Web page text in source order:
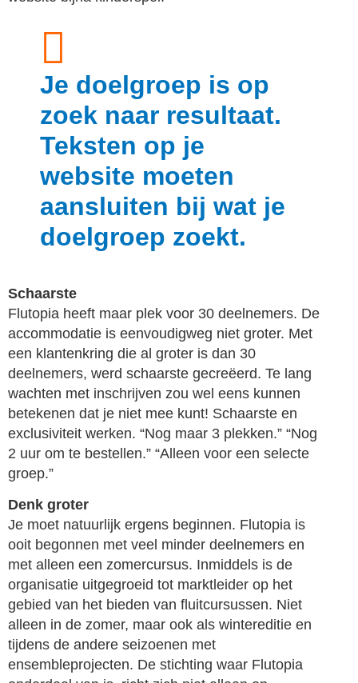
Je doelgroep is op
zoek naar resultaat.
Teksten op je
website moeten
aansluiten bij wat je
doelgroep zoekt.
Schaarste
Flutopia heeft maar plek voor 30 deelnemers. De
accommodatie is eenvoudigweg niet groter. Met
een klantenkring die al groter is dan 30
deelnemers, werd schaarste gecreëerd. Te lang
wachten met inschrijven zou wel eens kunnen
betekenen dat je niet mee kunt! Schaarste en
exclusiviteit werken. “Nog maar 3 plekken.” “Nog
2 uur om te bestellen.” “Alleen voor een selecte
groep.”
Denk groter
Je moet natuurlijk ergens beginnen. Flutopia is
ooit begonnen met veel minder deelnemers en
met alleen een zomercursus. Inmiddels is de
organisatie uitgegroeid tot marktleider op het
gebied van het bieden van fluitcursussen. Niet
alleen in de zomer, maar ook als wintereditie en
tijdens de andere seizoenen met
ensembleprojecten. De stichting waar Flutopia